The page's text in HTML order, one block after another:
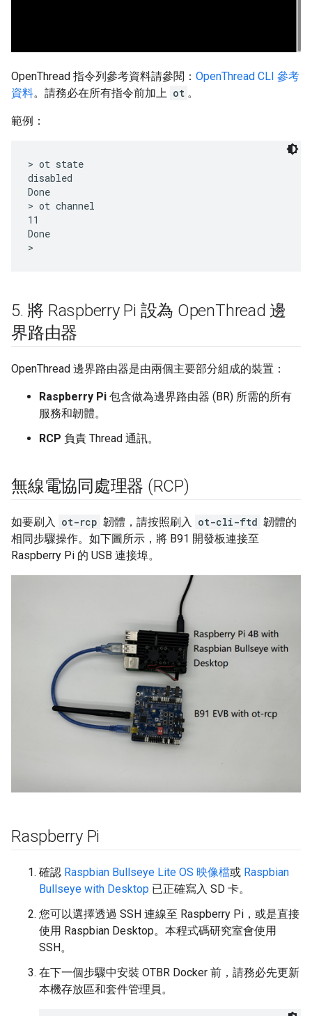
OpenThread 指令列參考資料請參閱： OpenThread CLI 參考
資料。請務必在所有指令前加上 ot 。
範例：
> ot state
disabled
Done
> ot channel
11
Done
5. 將 Raspberry Pi 設為 OpenThread 邊
界路由器
OpenThread 邊界路由器是由兩個主要部分組成的裝置：
Raspberry Pi 包含做為邊界路由器 (BR) 所需的所有
服務和韌體。
RCP 負責 Thread 通訊。
無線電協同處理器 (RCP)
如要刷入 ot-rcp 韌體，請按照刷入 ot-cli-ftd 韌體的
相同步驟操作。如下圖所示，將 B91 開發板連接至
Raspberry Pi 的 USB 連接埠。
Raspberry Pi
確認 Raspbian Bullseye Lite OS 映像檔或 Raspbian
Bullseye with Desktop 已正確寫入 SD 卡。
您可以選擇透過 SSH 連線至 Raspberry Pi，或是直接
使用 Raspbian Desktop。本程式碼研究室會使用
SSH。
在下一個步驟中安裝 OTBR Docker 前，請務必先更新
本機存放區和套件管理員。